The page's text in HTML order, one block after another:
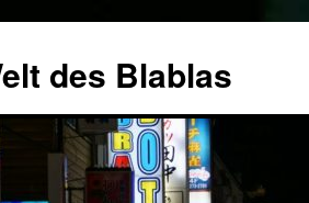
des Blablas